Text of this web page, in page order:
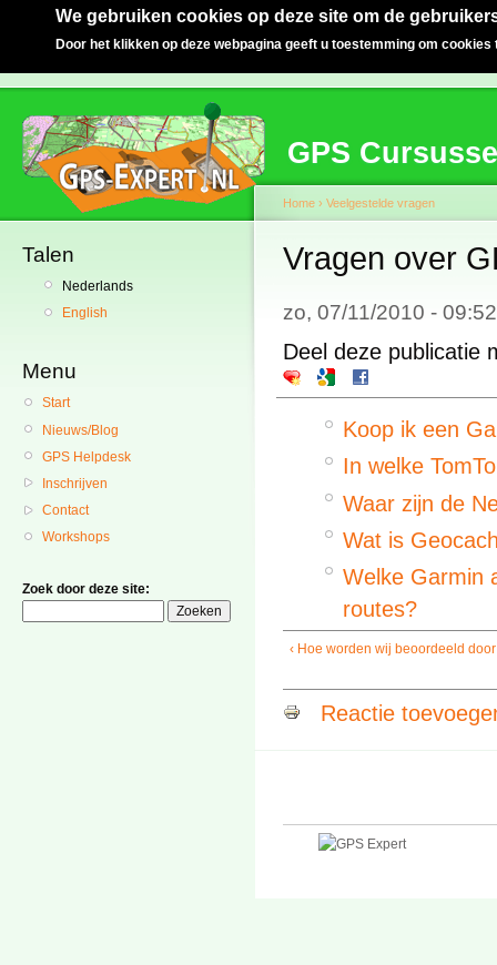
We gebruiken cookies op deze site om de
Door het klikken op deze webpagina geeft u toestemming om cookies
GPS
Talen
Nederlands
English
Menu
Start
Nieuws/Blog
GPS Helpdesk
Inschrijven
Contact
Workshops
Zoek door deze site:
Home › Veelgestelde vragen
Vragen over
zo, 07/11/2010 -
Deel deze publicatie
Koop ik een
In welke
Waar zijn de
Wat is
Welke Garmin
routes?
‹ Hoe worden wij beoordeeld
Reactie